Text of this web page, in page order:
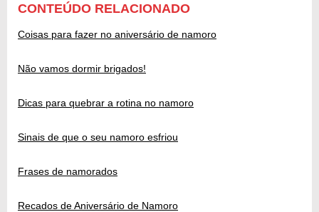
CONTEÚDO RELACIONADO
Coisas para fazer no aniversário de namoro
Não vamos dormir brigados!
Dicas para quebrar a rotina no namoro
Sinais de que o seu namoro esfriou
Frases de namorados
Recados de Aniversário de Namoro